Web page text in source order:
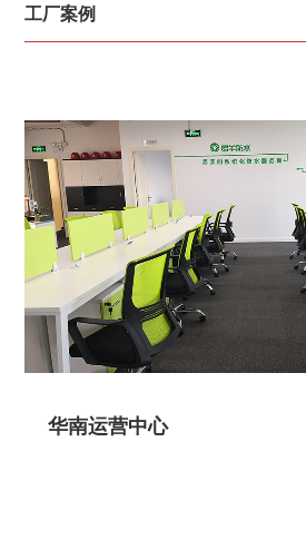
工厂案例
华南运营中心